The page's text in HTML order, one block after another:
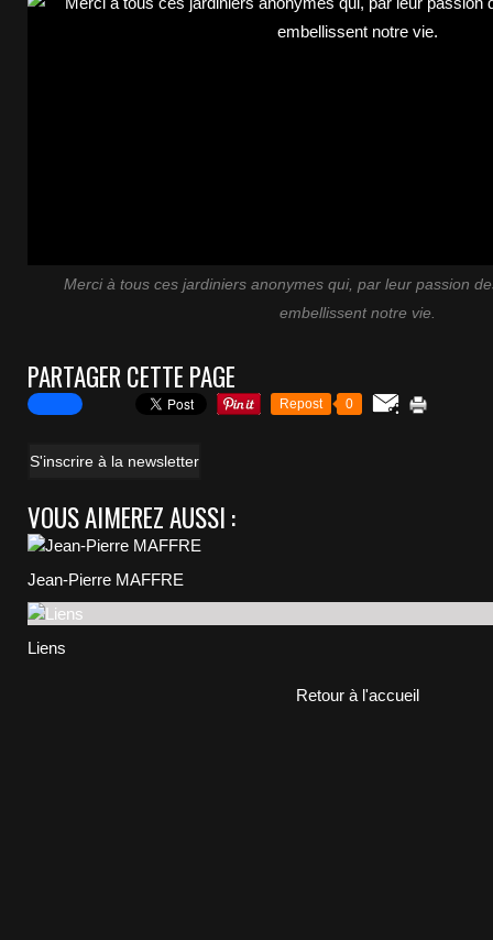
Merci à tous ces jardiniers anonymes qui, par leur passion
embellissent notre vie.
PARTAGER CETTE PAGE
Repost 0
S'inscrire à la newsletter
VOUS AIMEREZ AUSSI :
Jean-Pierre MAFFRE
Liens
Retour à l'accueil